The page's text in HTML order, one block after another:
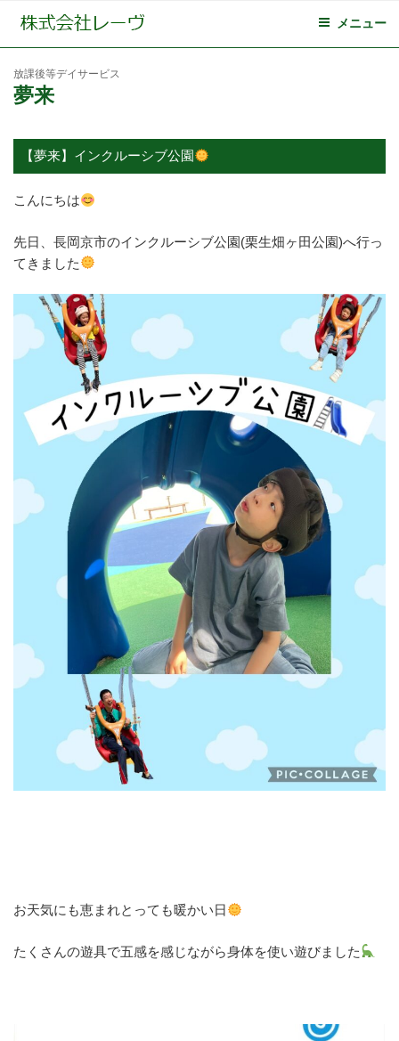
メニュー
放課後等デイサービス
夢来
【夢来】インクルーシブ公園
こんにちは
先日、長岡京市のインクルーシブ公園(栗生畑ヶ田公園)へ行っ
てきました
お天気にも恵まれとっても暖かい日
たくさんの遊具で五感を感じながら身体を使い遊びました